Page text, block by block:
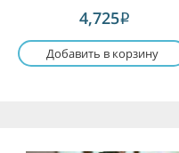
4,725i
Добавить в корзину